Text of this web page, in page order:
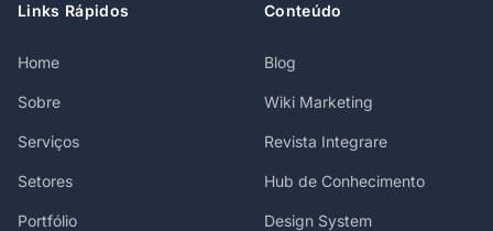
Links Rápidos
Home
Sobre
Serviços
Setores
Portfólio
Conteúdo
Blog
Wiki Marketing
Revista Integrare
Hub de Conhecimento
Design System